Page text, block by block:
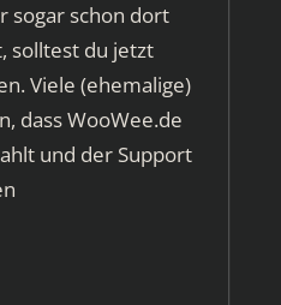
sogar schon dort
solltest du jetzt
Viele (ehemalige)
dass WooWee.de
und der Support